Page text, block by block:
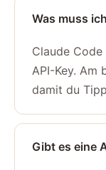
Was muss
Claude
API-Key. Am
damit du
Gibt es eine